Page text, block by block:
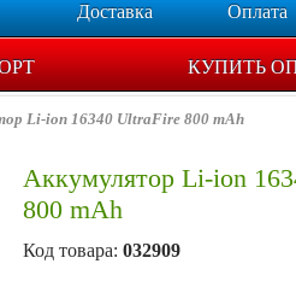
Доставка Оплата
КУПИТЬ
Li-ion 16340 UltraFire 800 mAh
Aккумулятор Li-ion
800 mAh
Код товара: 032909